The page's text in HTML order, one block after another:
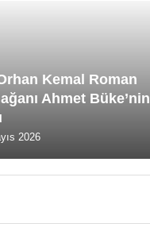
Kemal Roman
Ahmet Büke’nin
2026